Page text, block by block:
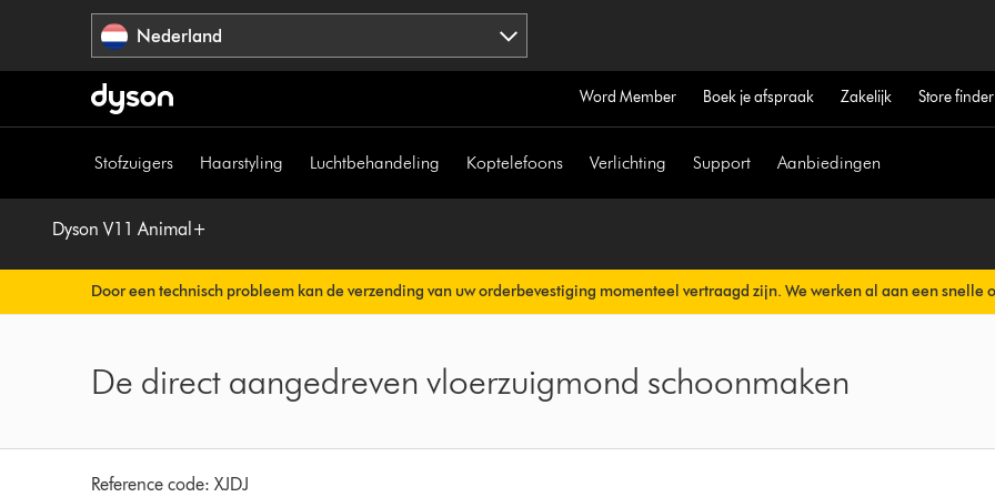
Nederland
Word Member Boek je afspraak Zakelijk Store finder
Stofzuigers Haarstyling Luchtbehandeling Koptelefoons Verlichting Support Aanbiedingen
Dyson V11 Animal+
Door een technisch probleem kan de verzending van uw orderbevestiging momenteel vertraagd zijn. We werken al aan een snelle
Uw orderbevestiging wordt binnenkort automatisch naar u verzonden.
De direct aangedreven vloerzuigmond schoonmaken
Reference code:XJDJ